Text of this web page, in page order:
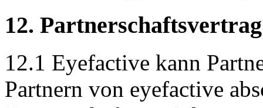
12. Partnerschaftsvertrag
12.1 Eyefactive kann
Partnern von eyefactive